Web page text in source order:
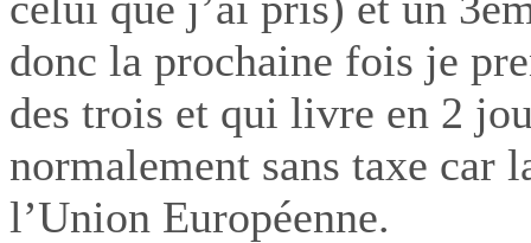
donc la prochaine fois je
des trois et qui livre en 2
normalement sans taxe car
l’Union Européenne.